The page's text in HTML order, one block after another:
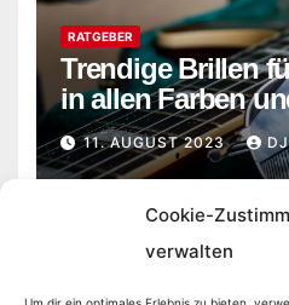
Cookie-
verwalten
RATGEBER
Trendige Brillen
in allen Farben
11. AUGUST 2023 DJ